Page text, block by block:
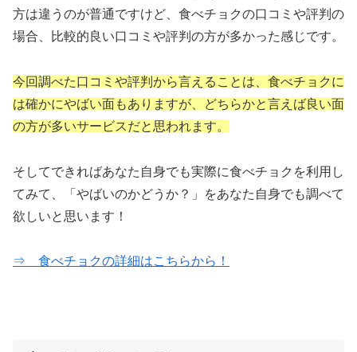
方は違うのが普通ですけど、食べチョクの口コミや評判の
場合、比較的良い口コミや評判の方が多かった感じです。
今回調べた口コミや評判から言えることは、食べチョクに
は確かにやばい面もありますが、どちらかと言えば良い面
の方が多いサービスだと思われます。
そしてできればあなた自身でも実際に食べチョクを利用し
てみて、「やばいのかどうか？」をあなた自身でも調べて
欲しいと思います！
⇒ 食べチョクの詳細はこちらから！